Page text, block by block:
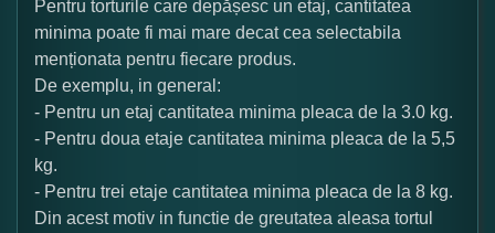
Pentru torturile care depășesc un etaj, cantitatea
minima poate fi mai mare decat cea selectabila
menționata pentru fiecare produs.
De exemplu, in general:
- Pentru un etaj cantitatea minima pleaca de la 3.0 kg.
- Pentru doua etaje cantitatea minima pleaca de la 5,5
kg.
- Pentru trei etaje cantitatea minima pleaca de la 8 kg.
Din acest motiv in functie de greutatea aleasa tortul